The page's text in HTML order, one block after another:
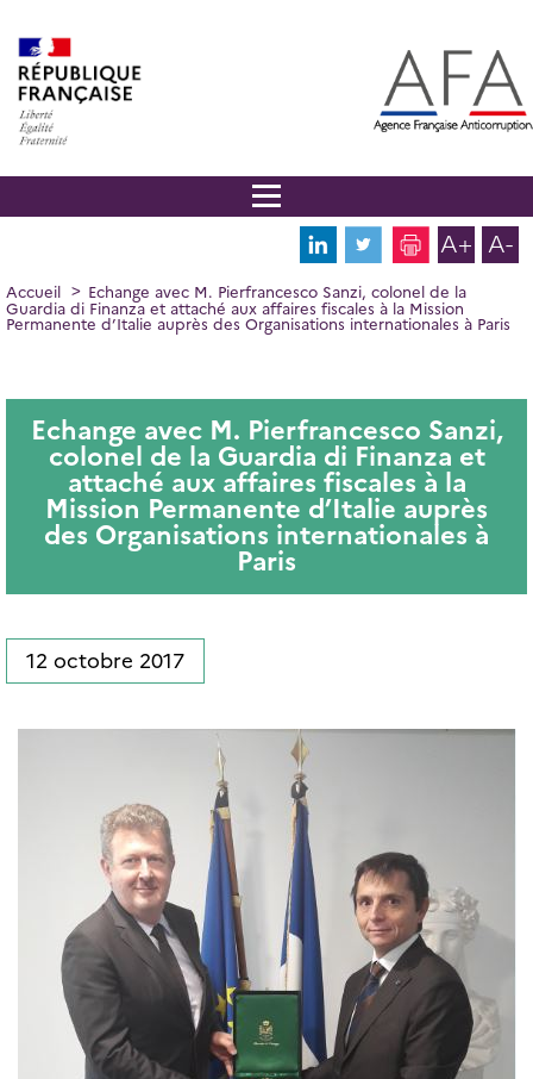
contenu
principal
A+ A-
FIL
D'ARIANE
Accueil
Echange avec M. Pierfrancesco Sanzi, colonel de la
Guardia di Finanza et attaché aux affaires fiscales à la Mission
Permanente d’Italie auprès des Organisations internationales à Paris
Echange avec M. Pierfrancesco Sanzi,
colonel de la Guardia di Finanza et
attaché aux affaires fiscales à la
Mission Permanente d’Italie auprès
des Organisations internationales à
Paris
12 octobre 2017